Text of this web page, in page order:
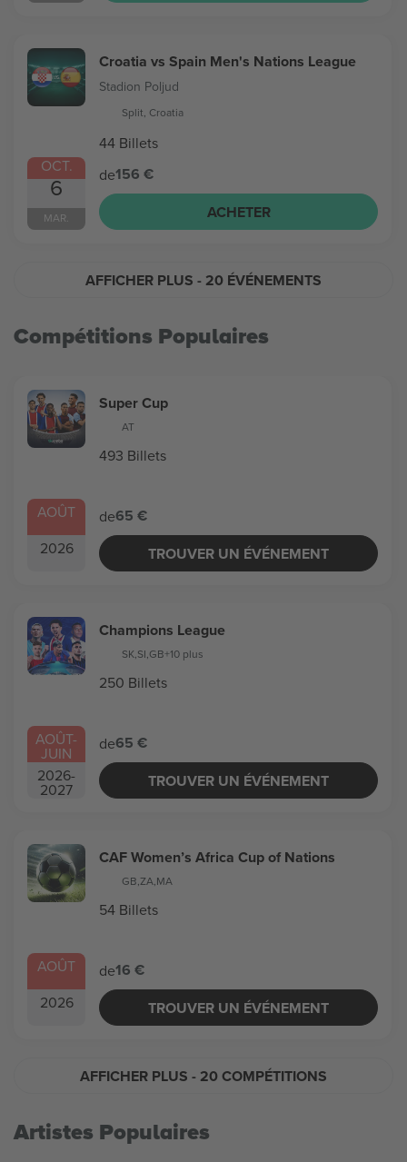
OCT.
6
MAR.
Croatia vs Spain Men's Nations League
Stadion Poljud
Split, Croatia
44 Billets
de156 €
ACHETER
AFFICHER PLUS - 20 ÉVÉNEMENTS
Compétitions Populaires
AOÛT
2026
Super Cup
AT
493 Billets
de65 €
TROUVER UN ÉVÉNEMENT
AOÛT-
JUIN
2026-
2027
Champions League
SK,SI,GB+10 plus
250 Billets
de65 €
TROUVER UN ÉVÉNEMENT
AOÛT
2026
CAF Women’s Africa Cup of Nations
GB,ZA,MA
54 Billets
de16 €
TROUVER UN ÉVÉNEMENT
AFFICHER PLUS - 20 COMPÉTITIONS
Artistes Populaires